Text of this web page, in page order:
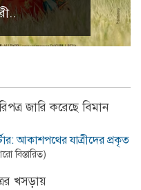
জারি করেছে বিমান
আকাশপথের যাত্রীদের প্রকৃত
বিস্তারিত)
খসড়ায়